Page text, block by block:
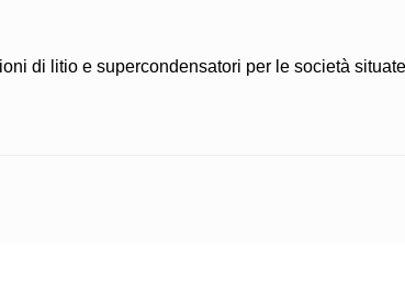
di litio e supercondensatori per le società